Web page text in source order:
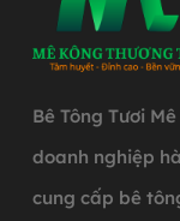
Bê Tông Tươi
doanh nghiệp
cung cấp bê